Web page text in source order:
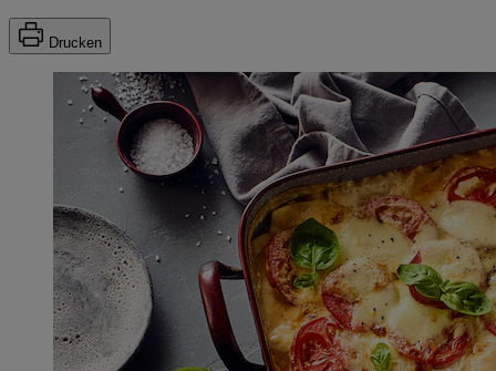
Drucken